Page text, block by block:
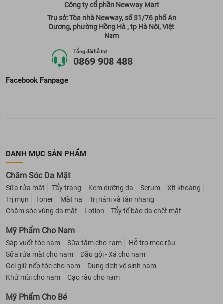
Công ty cổ phần Newway Mart
Trụ sở: Tòa nhà Newway, số 31/76 phố An
Dương, phường Hồng Hà , tp Hà Nội, Việt
Nam
Tổng đài hỗ trợ
0869 908 488
Facebook Fanpage
DANH MỤC SẢN PHẨM
Chăm Sóc Da Mặt
Sữa rửa mặt Tẩy trang Kem dưỡng da Serum
Xịt khoáng
Trị mụn
Toner Mặt nạ
Trị nám và tàn nhang
Chăm sóc vùng da mắt
Lotion Tẩy tế bào da chết mặt
Mỹ Phẩm Cho Nam
Sáp vuốt tóc nam Sữa tắm cho nam
Hỗ trợ mọc râu
Sữa rửa mặt cho nam
Dầu gội - Xả cho nam
Gel giữ nếp tóc cho nam
Dung dịch vệ sinh nam
Khử mùi cho nam
Cạo râu cho nam
Mỹ Phẩm Cho Bé